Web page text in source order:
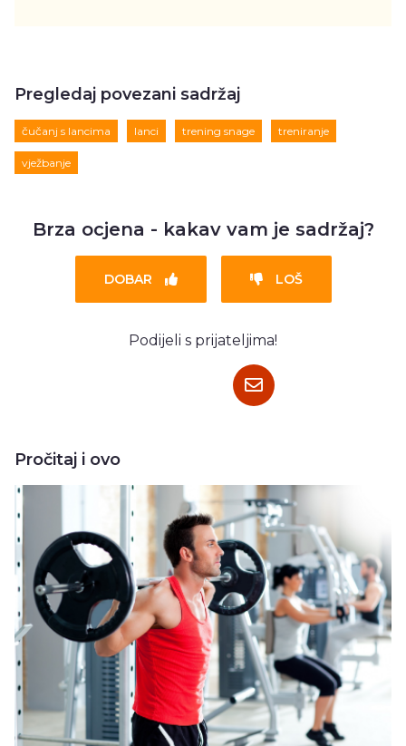
Pregledaj povezani sadržaj
čučanj s lancima lanci trening snage treniranje
vježbanje
Brza ocjena - kakav vam je sadržaj?
DOBAR LOŠ
Podijeli s prijateljima!
Pročitaj i ovo